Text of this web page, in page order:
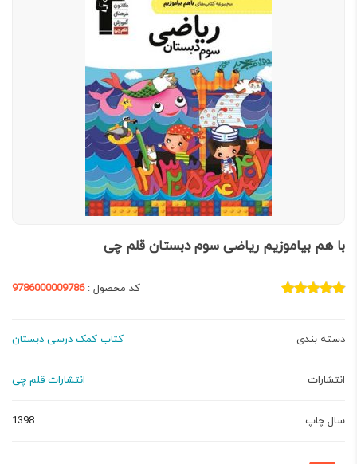
با هم بیاموزیم ریاضی سوم دبستان قلم چی
کد محصول :9786000009786
دسته بندی کتاب کمک درسی دبستان
انتشارات انتشارات قلم چی
سال چاپ 1398